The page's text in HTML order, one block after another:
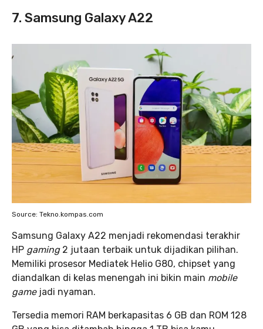
7. Samsung Galaxy A22
Source: Tekno.kompas.com
Samsung Galaxy A22 menjadi rekomendasi terakhir
HP gaming 2 jutaan terbaik untuk dijadikan pilihan.
Memiliki prosesor Mediatek Helio G80, chipset yang
diandalkan di kelas menengah ini bikin main mobile
game jadi nyaman.
Tersedia memori RAM berkapasitas 6 GB dan ROM 128